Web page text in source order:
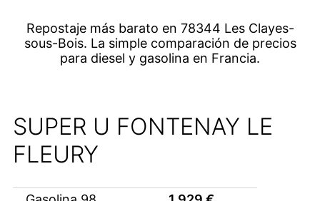
Repostaje más barato en 78344 Les Clayes-
sous-Bois. La simple comparación de precios
para diesel y gasolina en Francia.
SUPER U FONTENAY LE
FLEURY